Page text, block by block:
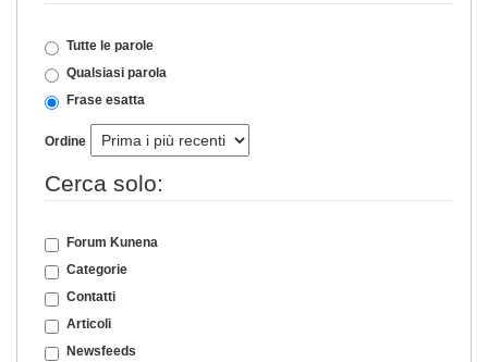
Tutte le parole
Qualsiasi parola
Frase esatta
Ordine
Cerca solo:
Forum Kunena
Categorie
Contatti
Articoli
Newsfeeds